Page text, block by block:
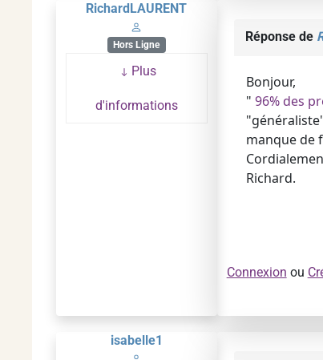
RichardLAURENT
Hors Ligne
Plus
d'informations
Réponse de
Bonjour,
" 96% des
manque de
Richard.
Connexion ou
isabelle1